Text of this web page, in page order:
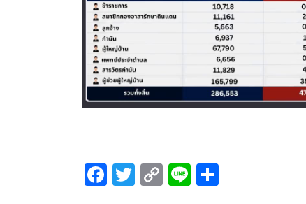
F T C Li